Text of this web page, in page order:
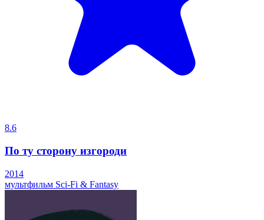
8.6
По ту сторону изгороди
2014
мультфильм Sci-Fi & Fantasy